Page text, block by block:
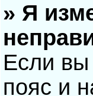
» Я
Если вы
пояс и